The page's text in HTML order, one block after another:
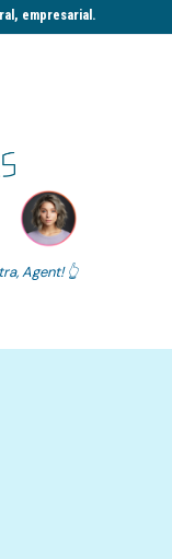
empresarial.​
Agent! 👆